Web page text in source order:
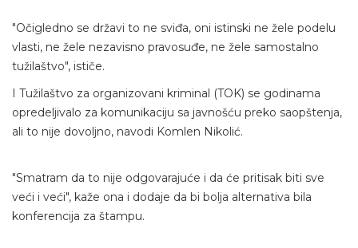
"Očigledno se državi to ne sviđa, oni istinski ne žele podelu
vlasti, ne žele nezavisno pravosuđe, ne žele samostalno
tužilaštvo", ističe.
I Tužilaštvo za organizovani kriminal (TOK) se godinama
opredeljivalo za komunikaciju sa javnošću preko saopštenja,
ali to nije dovoljno, navodi Komlen Nikolić.
"Smatram da to nije odgovarajuće i da će pritisak biti sve
veći i veći", kaže ona i dodaje da bi bolja alternativa bila
konferencija za štampu.